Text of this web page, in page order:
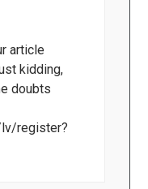
article
kidding,
doubts
register?